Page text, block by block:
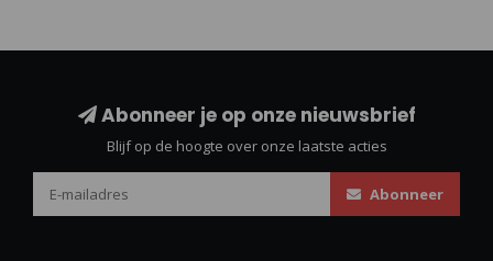
Abonneer je op onze nieuwsbrief
Blijf op de hoogte over onze laatste acties
Abonneer